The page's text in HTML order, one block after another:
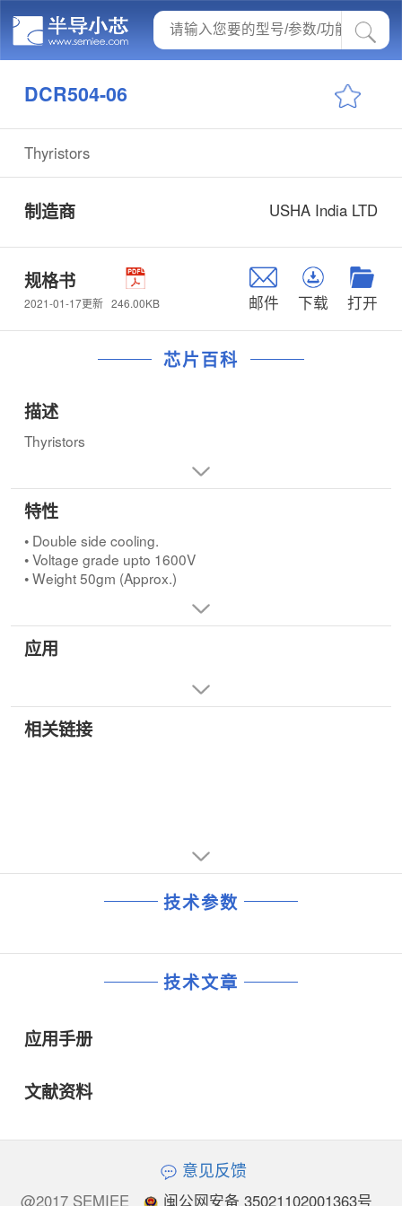
DCR504-06
Thyristors
制造商 USHA India LTD
规格书
2021-01-17更新 246.00KB 邮件 下载 打开
芯片百科
描述
Thyristors
特性
• Double side cooling.
• Voltage grade upto 1600V
• Weight 50gm (Approx.)
应用
相关链接
技术参数
技术文章
应用手册
文献资料
意见反馈
@2017 SEMIEE 闽公网安备 35021102001363号